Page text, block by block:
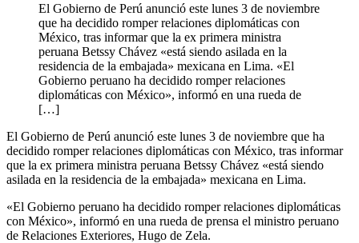
El Gobierno de Perú anunció este lunes 3 de noviembre
que ha decidido romper relaciones diplomáticas con
México, tras informar que la ex primera ministra
peruana Betssy Chávez «está siendo asilada en la
residencia de la embajada» mexicana en Lima. «El
Gobierno peruano ha decidido romper relaciones
diplomáticas con México», informó en una rueda de
[…]
El Gobierno de Perú anunció este lunes 3 de noviembre que ha
decidido romper relaciones diplomáticas con México, tras informar
que la ex primera ministra peruana Betssy Chávez «está siendo
asilada en la residencia de la embajada» mexicana en Lima.
«El Gobierno peruano ha decidido romper relaciones diplomáticas
con México», informó en una rueda de prensa el ministro peruano
de Relaciones Exteriores, Hugo de Zela.